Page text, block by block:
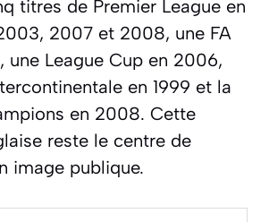
titres de Premier League en
2007 et 2008, une FA
une League Cup en 2006,
en 1999 et la
en 2008. Cette
reste le centre de
image publique.